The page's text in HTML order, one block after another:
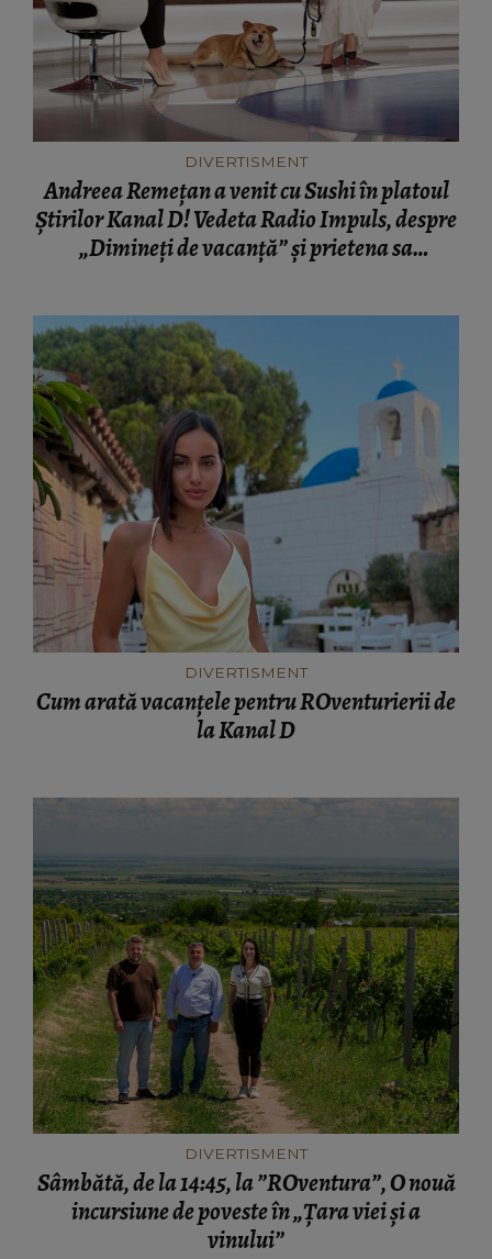
DIVERTISMENT
Andreea Remețan a venit cu Sushi în platoul
Știrilor Kanal D! Vedeta Radio Impuls, despre
„Dimineți de vacanță” și prietena sa
DIVERTISMENT
Cum arată vacanțele pentru ROventurierii de
la Kanal D
DIVERTISMENT
Sâmbătă, de la 14:45, la ”ROventura”, O nouă
incursiune de poveste în „Țara viei și a
vinului”